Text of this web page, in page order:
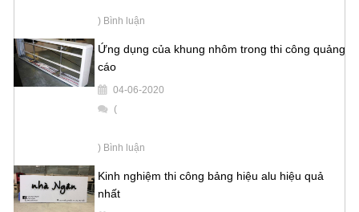
) Bình luận
Ứng dụng của khung nhôm trong thi công quảng
cáo
04-06-2020
(
) Bình luận
Kinh nghiệm thi công bảng hiệu alu hiệu quả
nhất